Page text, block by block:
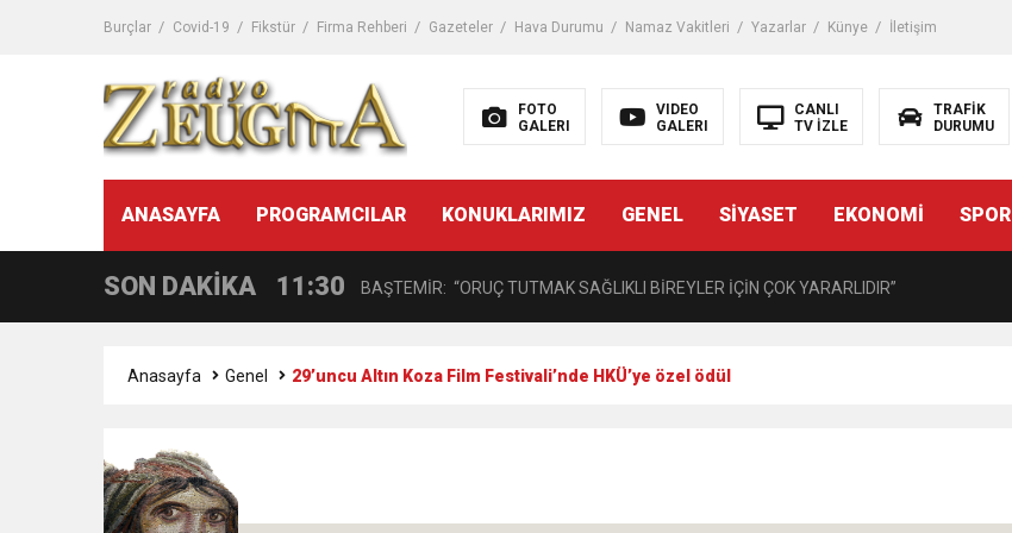
Burçlar Covid-19 Fikstür Firma Rehberi Gazeteler Hava Durumu Namaz Vakitleri Yazarlar Künye İletişim
FOTO
GALERI
VIDEO
GALERI
CANLI
TV İZLE
TRAFİK
DURUMU
ANASAYFA PROGRAMCILAR KONUKLARIMIZ GENEL SİYASET EKONOMİ SPOR
SON DAKİKA
11:59 GÖĞÜS HASTALIKLARI UZMANINDAN LİSELİLERE BİLGİLENDİRME
11:30 BAŞTEMİR: “ORUÇ TUTMAK SAĞLIKLI BİREYLER İÇİN ÇOK YARARLIDIR”
17:58 “DEPREM SONRASI TRAVMALI OLGULARA CERRAHİ YAKLAŞIM”
Anasayfa Genel 29’uncu Altın Koza Film Festivali’nde HKÜ’ye özel ödül